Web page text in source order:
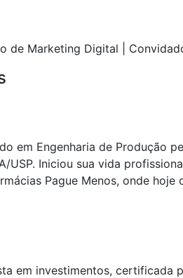
de Marketing Digital |
em Engenharia de Produção
USP. Iniciou sua vida
Pague Menos, onde
em investimentos, certificada